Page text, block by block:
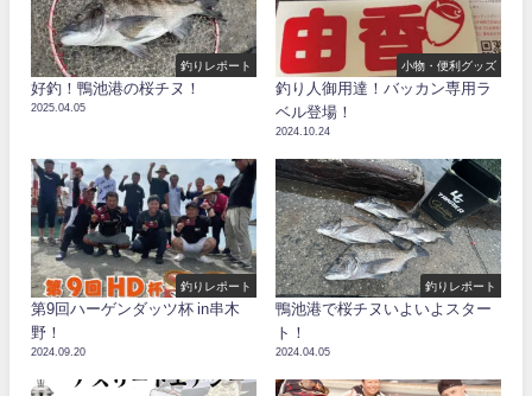
釣りレポート
好釣！鴨池港の桜チヌ！
2025.04.05
小物・便利グッズ
釣り人御用達！バッカン専用ラ
ベル登場！
2024.10.24
釣りレポート
第9回ハーゲンダッツ杯 in串木
野！
2024.09.20
釣りレポート
鴨池港で桜チヌいよいよスター
ト！
2024.04.05